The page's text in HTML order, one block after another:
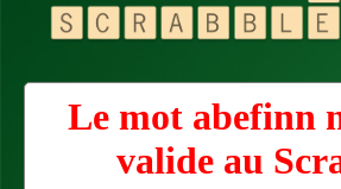
Le mot abefinn
valide au